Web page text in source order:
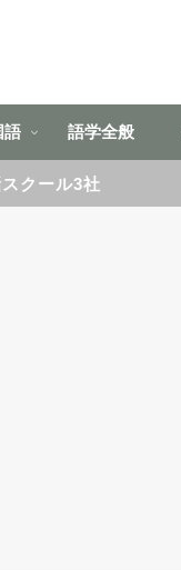
語 語学全般
クール3社